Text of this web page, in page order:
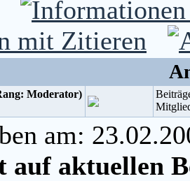
Moderator)
am:
auf aktuellen